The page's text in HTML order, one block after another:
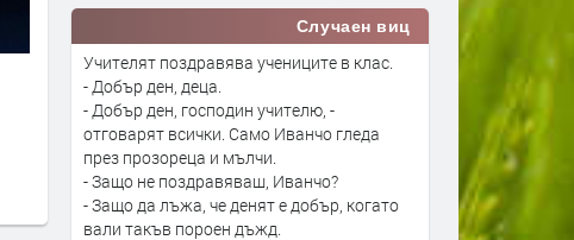
В Европа се диша по-чист
въздух, но климатът изпраща
все по-тревожни сигнали- В
България показваме как можем
да правим и крачка назад
преди 1 ден
Турция взима 33% от
проучванията за нефт и
блок „Хан Тервел“ в
българската зона на
море. Какво значи това
преди 1 ден
Случаен виц
Учителят поздравява учениците в клас.
- Добър ден, деца.
- Добър ден, господин учителю, -
отговарят всички. Само Иванчо гледа
през прозореца и мълчи.
- Защо не поздравяваш, Иванчо?
- Защо да лъжа, че денят е добър, когато
вали такъв пороен дъжд.